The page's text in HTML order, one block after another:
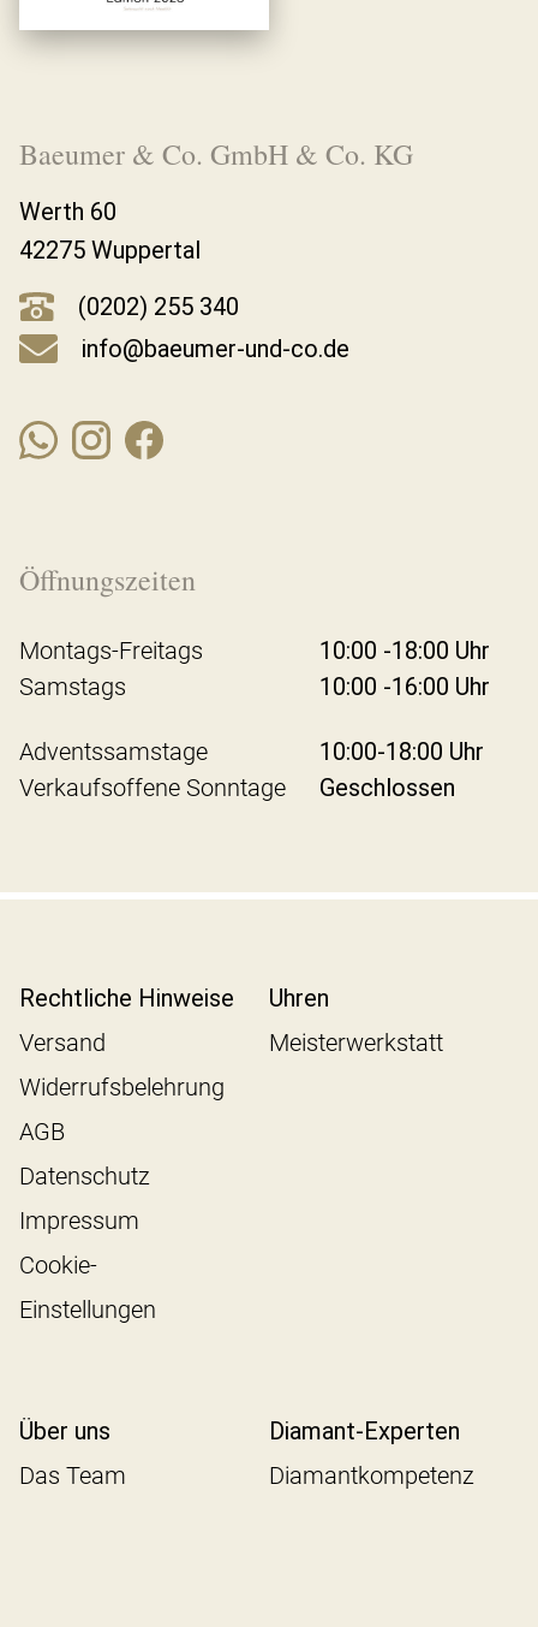
Baeumer & Co. GmbH & Co. KG
Werth 60
42275 Wuppertal
(0202) 255 340
info@baeumer-und-co.de
Öffnungszeiten
Montags-Freitags
10:00 -18:00 Uhr
Samstags
10:00 -16:00 Uhr
Adventssamstage
10:00-18:00 Uhr
Verkaufsoffene Sonntage
Geschlossen
Rechtliche Hinweise
Versand
Widerrufsbelehrung
AGB
Datenschutz
Impressum
Cookie-
Einstellungen
Uhren
Meisterwerkstatt
Über uns
Das Team
Diamant-Experten
Diamantkompetenz